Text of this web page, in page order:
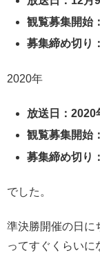
観覧募集開始
募集締め切り
2020年
放送日：2020
観覧募集開始
募集締め切り
でした。
準決勝開催の日に
ってすぐくらいに